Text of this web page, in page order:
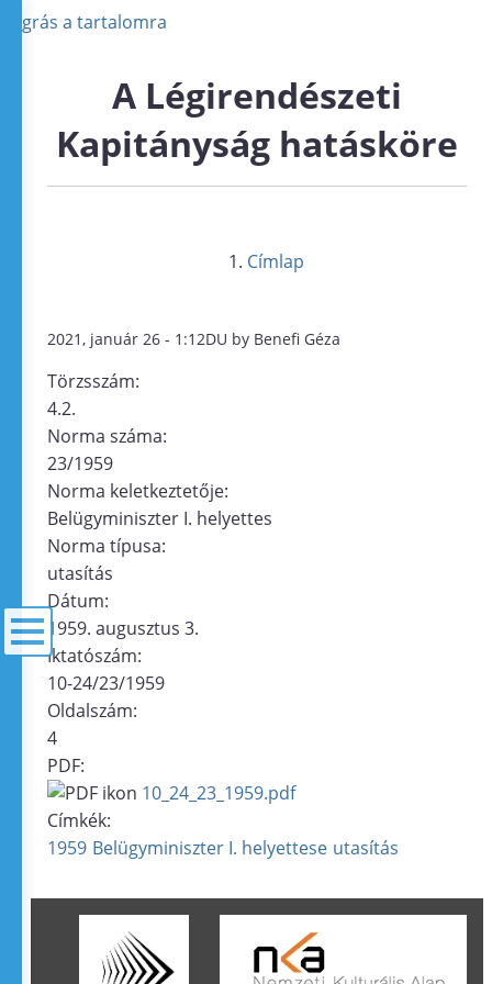
Ugrás a tartalomra
A Légirendészeti
Kapitányság hatásköre
Címlap
2021, január 26 - 1:12DU by Benefi Géza
Törzsszám:
4.2.
Norma száma:
23/1959
Norma keletkeztetője:
Belügyminiszter I. helyettes
Norma típusa:
utasítás
Dátum:
1959. augusztus 3.
Iktatószám:
10-24/23/1959
Oldalszám:
4
PDF:
10_24_23_1959.pdf
Címkék:
1959 Belügyminiszter I. helyettese utasítás